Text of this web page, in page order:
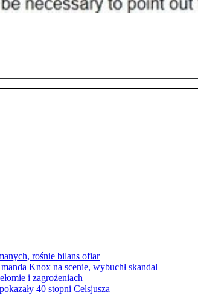
rośnie bilans ofiar
Knox na scenie, wybuchł skandal
i zagrożeniach
40 stopni Celsjusza